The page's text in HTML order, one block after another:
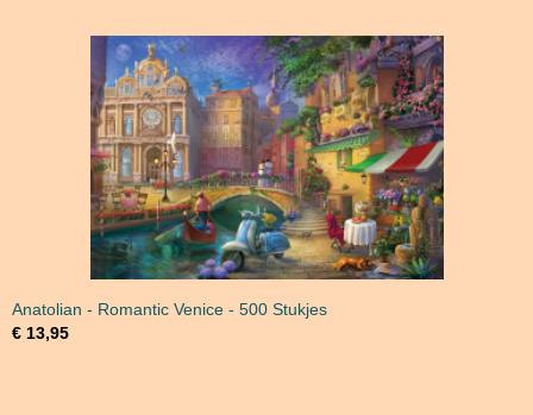
Anatolian - Romantic Venice - 500 Stukjes
€ 13,95